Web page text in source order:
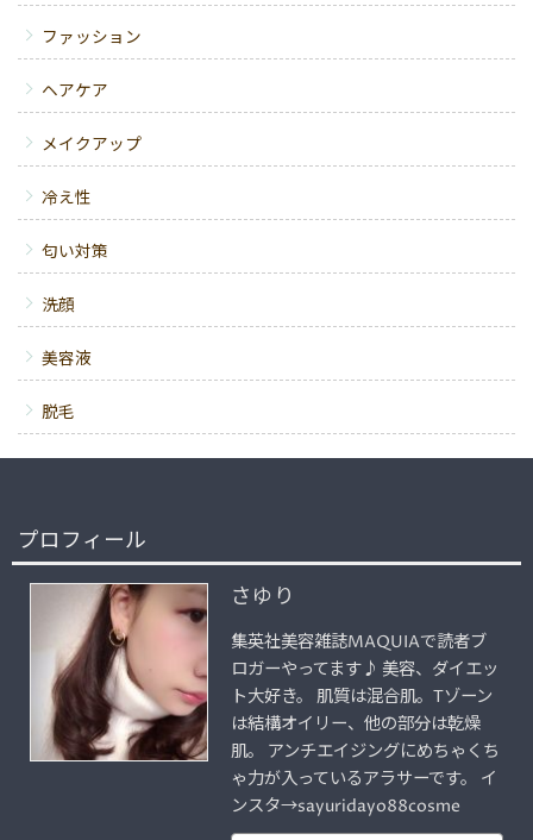
ファッション
ヘアケア
メイクアップ
冷え性
匂い対策
洗顔
美容液
脱毛
プロフィール
さゆり
集英社美容雑誌MAQUIAで読者ブ
ロガーやってます♪ 美容、ダイエッ
ト大好き。 肌質は混合肌。Tゾーン
は結構オイリー、他の部分は乾燥
肌。 アンチエイジングにめちゃくち
ゃ力が入っているアラサーです。 イ
ンスタ→sayuridayo88cosme